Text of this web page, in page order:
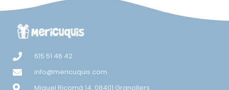
615 51 46 42
info@mericuquis.com
Miquel Ricomà 14, 08401 Granollers